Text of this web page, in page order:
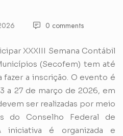
0 comments
XXXIII Semana Contábil
(Secofem) tem até
fazer a inscrição. O evento é
a 27 de março de 2026, em
ser realizadas por meio
do Conselho Federal de
iniciativa é organizada e